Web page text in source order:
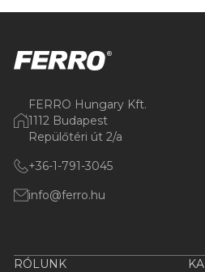
FERRO Hungary Kft.
1112 Budapest
Repülőtéri út 2/a
+36-1-791-3045
info@ferro.hu
RÓLUNK